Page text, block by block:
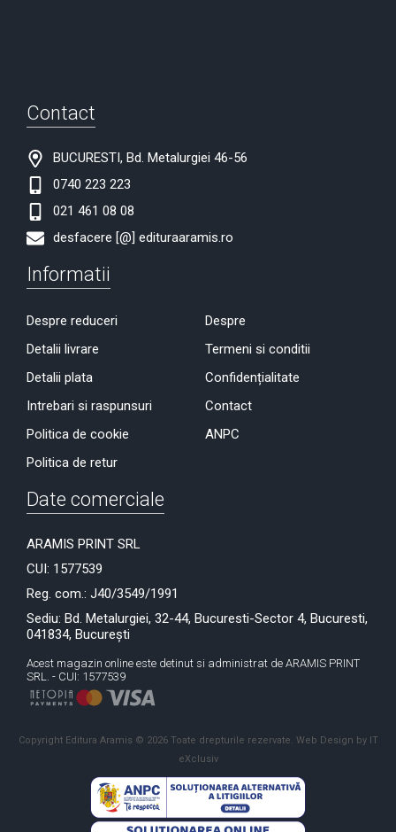
Contact
BUCURESTI, Bd. Metalurgiei 46-56
0740 223 223
021 461 08 08
desfacere [@] edituraaramis.ro
Informatii
Despre reduceri
Detalii livrare
Detalii plata
Intrebari si raspunsuri
Politica de cookie
Politica de retur
Despre
Termeni si conditii
Confidențialitate
Contact
ANPC
Date comerciale
ARAMIS PRINT SRL
CUI: 1577539
Reg. com.: J40/3549/1991
Sediu: Bd. Metalurgiei, 32-44, Bucuresti-Sector 4, Bucuresti,
041834, București
Acest magazin online este detinut si administrat de ARAMIS PRINT
SRL. - CUI: 1577539
Copyright Editura Aramis © 2026 Toate drepturile rezervate. Web Design by IT
eXclusiv